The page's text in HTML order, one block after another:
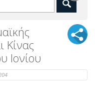
Κίνας
Ιονίου